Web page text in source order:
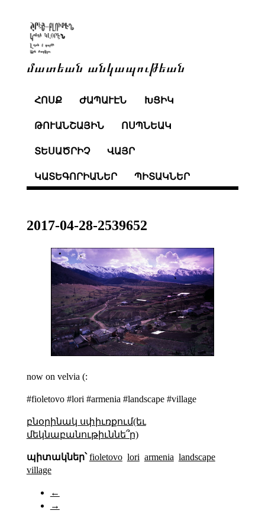
մատեան անկապութեան
ՀՈՍՔ ԺԱՊԱՒԷՆ ԽՑԻԿ
ԹՈՒԱՆՇԱՅԻՆ ՈՍՊՆԵԱԿ
ՏԵՍԱԾՐԻՉ ՎԱՅՐ
ԿԱՏԵԳՈՐԻԱՆԵՐ ՊԻՏԱԿՆԵՐ
2017-04-28-2539652
now on velvia (:
#fioletovo #lori #armenia #landscape #village
բնօրինակ սփիւռքում(եւ
մեկնաբանութիւննե՞ր)
պիտակներ՝ fioletovo lori armenia landscape
village
←
→